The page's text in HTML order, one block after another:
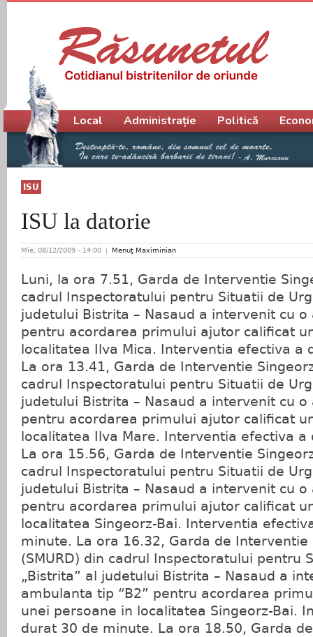
ISU
ISU la datorie
Mie, 08/12/2009 - 14:00 Menuţ Maximinian
Luni, la ora 7.51, Garda de Interventie
cadrul Inspectoratului pentru Situatii de
judetului Bistrita – Nasaud a intervenit cu o
pentru acordarea primului ajutor calificat
localitatea Ilva Mica. Interventia efectiva a
La ora 13.41, Garda de Interventie
cadrul Inspectoratului pentru Situatii de
judetului Bistrita – Nasaud a intervenit cu o
pentru acordarea primului ajutor calificat
localitatea Ilva Mare. Interventia efectiva
La ora 15.56, Garda de Interventie
cadrul Inspectoratului pentru Situatii de
judetului Bistrita – Nasaud a intervenit cu o
pentru acordarea primului ajutor calificat
localitatea Singeorz-Bai. Interventia
minute. La ora 16.32, Garda de Interventie
(SMURD) din cadrul Inspectoratului pentru
„Bistrita” al judetului Bistrita – Nasaud a
ambulanta tip “B2” pentru acordarea
unei persoane in localitatea Singeorz-Bai.
durat 30 de minute. La ora 18.50, Garda
Meniu principal
Local Administrație Politică